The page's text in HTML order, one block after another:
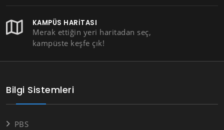
KAMPÜS HARITASI
Merak ettiğin yeri haritadan seç,
kampüste keşfe çık!
Bilgi Sistemleri
PBS